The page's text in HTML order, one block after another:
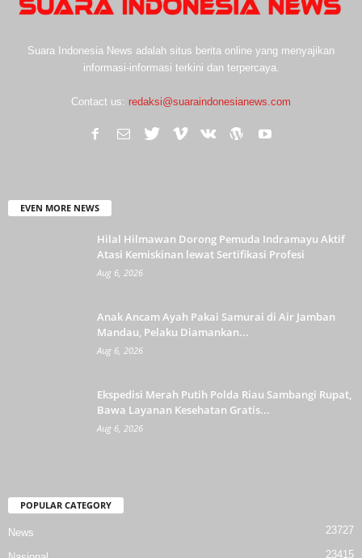
Suara Indonesia News adalah situs berita online yang menyajikan
informasi-informasi terkini dan terpercaya.
Contact us: redaksi@suaraindonesianews.com
EVEN MORE NEWS
Hilal Hilmawan Dorong Pemuda Indramayu Aktif
Atasi Kemiskinan lewat Sertifikasi Profesi
Aug 6, 2026
Anak Ancam Ayah Pakai Samurai di Air Jamban
Mandau, Pelaku Diamankan...
Aug 6, 2026
Ekspedisi Merah Putih Polda Riau Sambangi Rupat,
Bawa Layanan Kesehatan Gratis...
Aug 6, 2026
POPULAR CATEGORY
News 23727
23415